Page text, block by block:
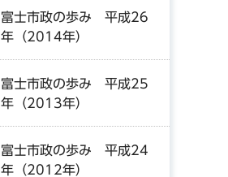
富士市政の歩み 平成26
年（2014年）
富士市政の歩み 平成25
年（2013年）
富士市政の歩み 平成24
年（2012年）